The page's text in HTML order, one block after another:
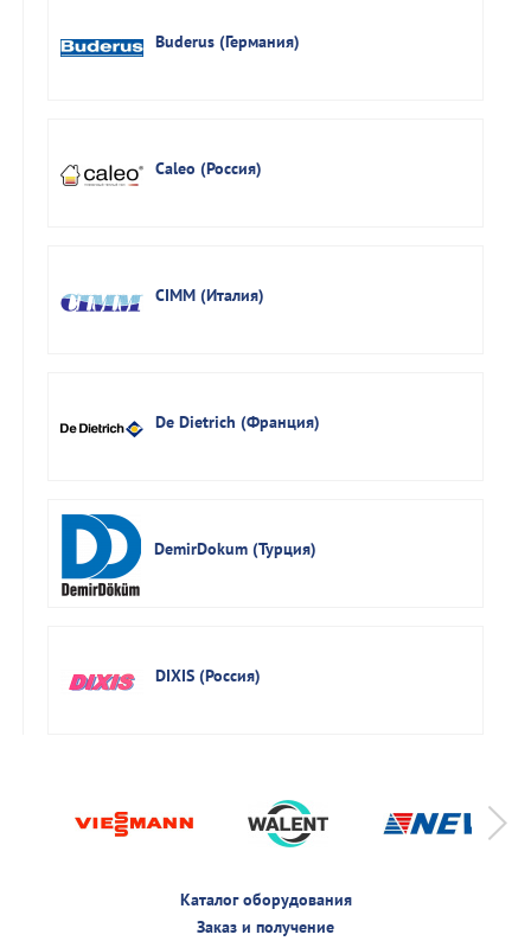
Buderus (Германия)
Caleo (Россия)
CIMM (Италия)
De Dietrich (Франция)
DemirDokum (Турция)
DIXIS (Россия)
Каталог оборудования
Заказ и получение